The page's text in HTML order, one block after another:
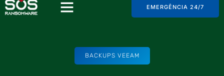
EMERGÊNCIA 24/7
BACKUPS VEEAM